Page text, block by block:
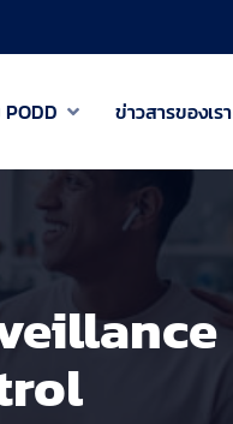
ข่าวสารของเรา